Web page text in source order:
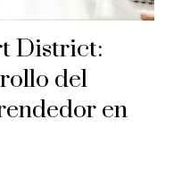
District:
del
en